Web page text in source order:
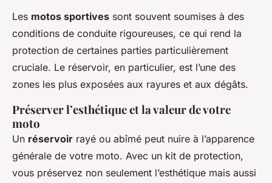
Les motos sportives sont souvent soumises à des
conditions de conduite rigoureuses, ce qui rend la
protection de certaines parties particulièrement
cruciale. Le réservoir, en particulier, est l’une des
zones les plus exposées aux rayures et aux dégâts.
Préserver l’esthétique et la valeur de votre
moto
Un réservoir rayé ou abîmé peut nuire à l’apparence
générale de votre moto. Avec un kit de protection,
vous préservez non seulement l’esthétique mais aussi